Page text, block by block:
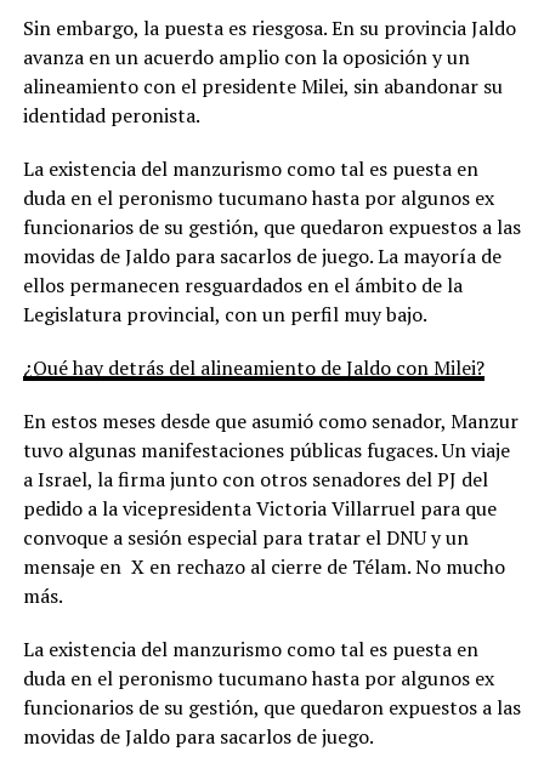
Sin embargo, la puesta es riesgosa. En su provincia Jaldo
avanza en un acuerdo amplio con la oposición y un
alineamiento con el presidente Milei, sin abandonar su
identidad peronista.
La existencia del manzurismo como tal es puesta en
duda en el peronismo tucumano hasta por algunos ex
funcionarios de su gestión, que quedaron expuestos a las
movidas de Jaldo para sacarlos de juego. La mayoría de
ellos permanecen resguardados en el ámbito de la
Legislatura provincial, con un perfil muy bajo.
¿Qué hay detrás del alineamiento de Jaldo con Milei?
En estos meses desde que asumió como senador, Manzur
tuvo algunas manifestaciones públicas fugaces. Un viaje
a Israel, la firma junto con otros senadores del PJ del
pedido a la vicepresidenta Victoria Villarruel para que
convoque a sesión especial para tratar el DNU y un
mensaje en X en rechazo al cierre de Télam. No mucho
más.
La existencia del manzurismo como tal es puesta en
duda en el peronismo tucumano hasta por algunos ex
funcionarios de su gestión, que quedaron expuestos a las
movidas de Jaldo para sacarlos de juego.